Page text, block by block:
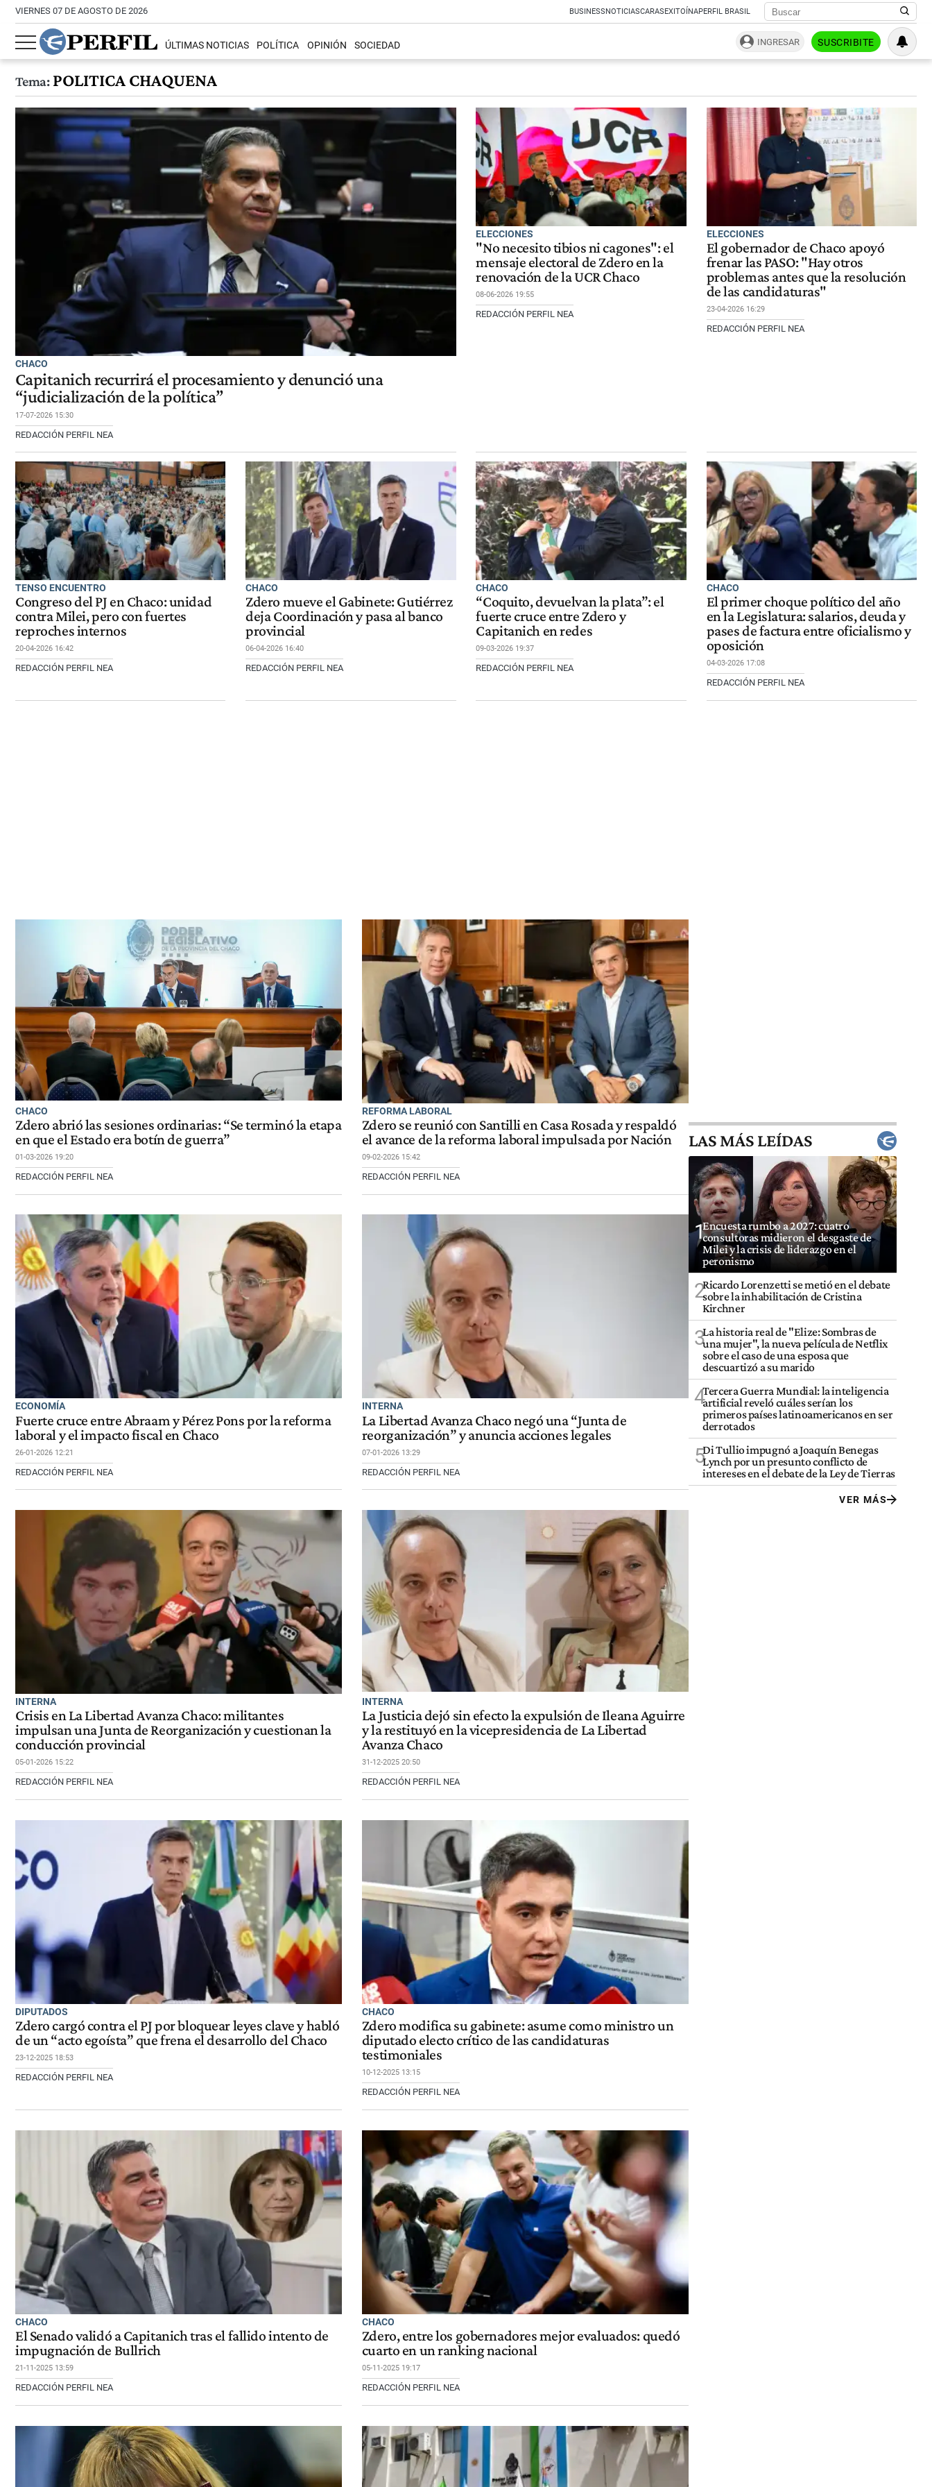
VIERNES 07 DE AGOSTO DE 2026 BUSINESSNOTICIASCARASEXITOÍNAPERFIL BRASIL
ÚLTIMAS NOTICIAS POLÍTICA OPINIÓN SOCIEDAD INGRESAR SUSCRIBITE
Tema:POLITICA CHAQUENA
CHACO
Capitanich recurrirá el procesamiento y denunció una
“judicialización de la política”
17-07-2026 15:30
REDACCIÓN PERFIL NEA
ELECCIONES
"No necesito tibios ni cagones": el
mensaje electoral de Zdero en la
renovación de la UCR Chaco
08-06-2026 19:55
REDACCIÓN PERFIL NEA
ELECCIONES
El gobernador de Chaco apoyó
frenar las PASO: "Hay otros
problemas antes que la resolución
de las candidaturas"
23-04-2026 16:29
REDACCIÓN PERFIL NEA
TENSO ENCUENTRO
Congreso del PJ en Chaco: unidad
contra Milei, pero con fuertes
reproches internos
20-04-2026 16:42
REDACCIÓN PERFIL NEA
CHACO
Zdero mueve el Gabinete: Gutiérrez
deja Coordinación y pasa al banco
provincial
06-04-2026 16:40
REDACCIÓN PERFIL NEA
CHACO
“Coquito, devuelvan la plata”: el
fuerte cruce entre Zdero y
Capitanich en redes
09-03-2026 19:37
REDACCIÓN PERFIL NEA
CHACO
El primer choque político del año
en la Legislatura: salarios, deuda y
pases de factura entre oficialismo y
oposición
04-03-2026 17:08
REDACCIÓN PERFIL NEA
CHACO
Zdero abrió las sesiones ordinarias: “Se terminó la etapa
en que el Estado era botín de guerra”
01-03-2026 19:20
REDACCIÓN PERFIL NEA
REFORMA LABORAL
Zdero se reunió con Santilli en Casa Rosada y respaldó
el avance de la reforma laboral impulsada por Nación
09-02-2026 15:42
REDACCIÓN PERFIL NEA
ECONOMÍA
Fuerte cruce entre Abraam y Pérez Pons por la reforma
laboral y el impacto fiscal en Chaco
26-01-2026 12:21
REDACCIÓN PERFIL NEA
INTERNA
La Libertad Avanza Chaco negó una “Junta de
reorganización” y anuncia acciones legales
07-01-2026 13:29
REDACCIÓN PERFIL NEA
INTERNA
Crisis en La Libertad Avanza Chaco: militantes
impulsan una Junta de Reorganización y cuestionan la
conducción provincial
05-01-2026 15:22
REDACCIÓN PERFIL NEA
INTERNA
La Justicia dejó sin efecto la expulsión de Ileana Aguirre
y la restituyó en la vicepresidencia de La Libertad
Avanza Chaco
31-12-2025 20:50
REDACCIÓN PERFIL NEA
DIPUTADOS
Zdero cargó contra el PJ por bloquear leyes clave y habló
de un “acto egoísta” que frena el desarrollo del Chaco
23-12-2025 18:53
REDACCIÓN PERFIL NEA
CHACO
Zdero modifica su gabinete: asume como ministro un
diputado electo crítico de las candidaturas
testimoniales
10-12-2025 13:15
REDACCIÓN PERFIL NEA
CHACO
El Senado validó a Capitanich tras el fallido intento de
impugnación de Bullrich
21-11-2025 13:59
REDACCIÓN PERFIL NEA
CHACO
Zdero, entre los gobernadores mejor evaluados: quedó
cuarto en un ranking nacional
05-11-2025 19:17
REDACCIÓN PERFIL NEA
LAS MÁS LEÍDAS
1Encuesta rumbo a 2027: cuatro
consultoras midieron el desgaste de
Milei y la crisis de liderazgo en el
peronismo
2Ricardo Lorenzetti se metió en el debate
sobre la inhabilitación de Cristina
Kirchner
3La historia real de "Elize: Sombras de
una mujer", la nueva película de Netflix
sobre el caso de una esposa que
descuartizó a su marido
4Tercera Guerra Mundial: la inteligencia
artificial reveló cuáles serían los
primeros países latinoamericanos en ser
derrotados
5Di Tullio impugnó a Joaquín Benegas
Lynch por un presunto conflicto de
intereses en el debate de la Ley de Tierras
VER MÁS